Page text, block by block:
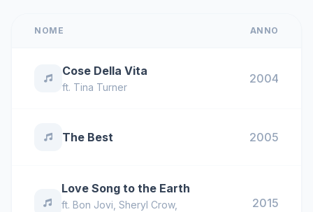
NOME ANNO
Cose Della Vita
ft. Tina Turner
2004
The Best 2005
Love Song to the Earth
ft. Bon Jovi Sheryl Crow,
2015